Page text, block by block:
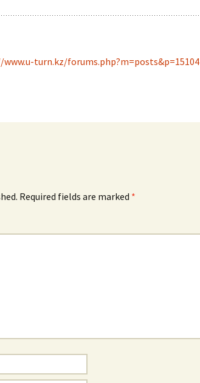
turn.kz/forums.php?m=posts&p=15104
Required fields are marked *